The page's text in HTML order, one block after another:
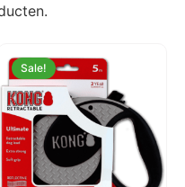
Sale!